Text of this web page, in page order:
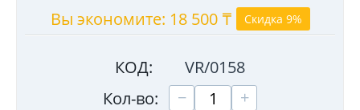
Вы экономите: 18 500₸ Скидка 9%
КОД:
VR/0158
Кол-во:
+
−